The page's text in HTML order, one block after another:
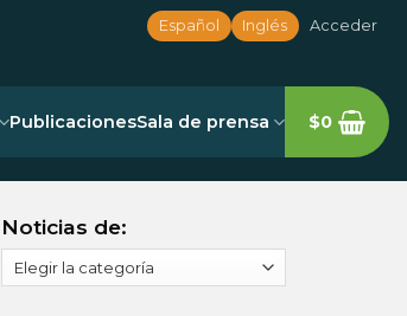
Español Inglés Acceder
PublicacionesSala de prensa $0
Noticias de:
de: